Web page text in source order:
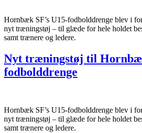
Hornbæk SF’s U15-fodbolddrenge blev i
nyt træningstøj – til glæde for hele holdet
samt trænere og ledere.
Nyt træningstøj til
fodbolddrenge
Hornbæk SF’s U15-fodbolddrenge blev i
nyt træningstøj – til glæde for hele holdet
samt trænere og ledere.